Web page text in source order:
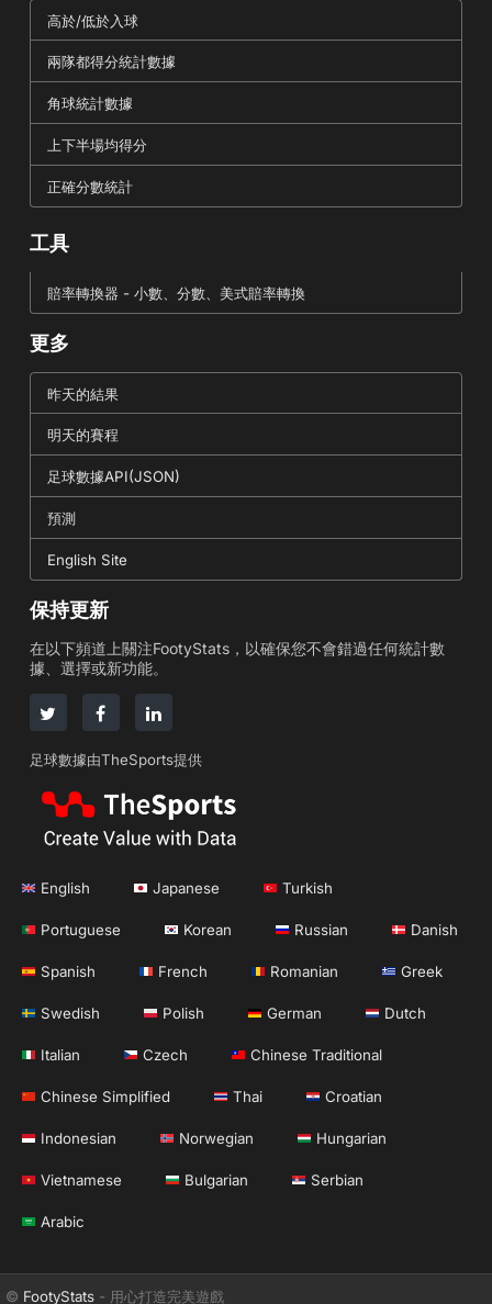
高於/低於入球
兩隊都得分統計數據
角球統計數據
上下半場均得分
正確分數統計
工具
賠率轉換器 - 小數、分數、美式賠率轉換
更多
昨天的結果
明天的賽程
足球數據API(JSON)
預測
English Site
保持更新
在以下頻道上關注FootyStats，以確保您不會錯過任何統計數
據、選擇或新功能。
足球數據由TheSports提供
English Japanese Turkish
Portuguese Korean Russian Danish
Spanish French Romanian Greek
Swedish Polish German Dutch
Italian Czech Chinese Traditional
Chinese Simplified Thai Croatian
Indonesian Norwegian Hungarian
Vietnamese Bulgarian Serbian
Arabic
© FootyStats - 用心打造完美遊戲